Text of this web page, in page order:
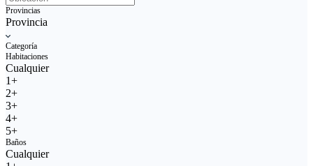
Provincias
Provincia
Categoría
Habitaciones
Cualquier
1+
2+
3+
4+
5+
Baños
Cualquier